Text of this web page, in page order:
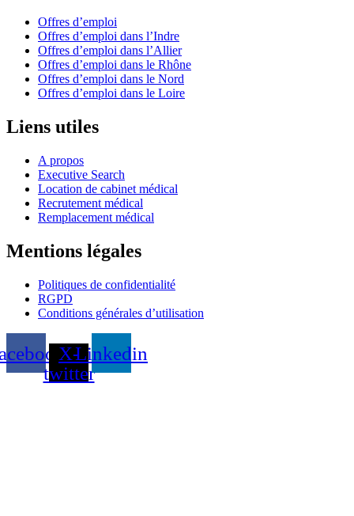
Offres d’emploi
Offres d’emploi dans l’Indre
Offres d’emploi dans l’Allier
Offres d’emploi dans le Rhône
Offres d’emploi dans le Nord
Offres d’emploi dans le Loire
Liens utiles
A propos
Executive Search
Location de cabinet médical
Recrutement médical
Remplacement médical
Mentions légales
Politiques de confidentialité
RGPD
Conditions générales d’utilisation
X-
twitter
Linkedin